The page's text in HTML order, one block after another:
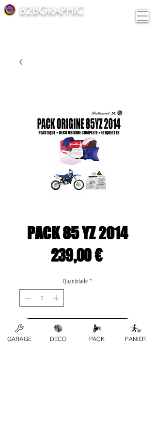
B2BGRAPHIC
PACK 85 YZ 2014
239,00 €Preço
Quantidade *
Adicionar ao carrinho
GARAGE DECO PACK PANIER